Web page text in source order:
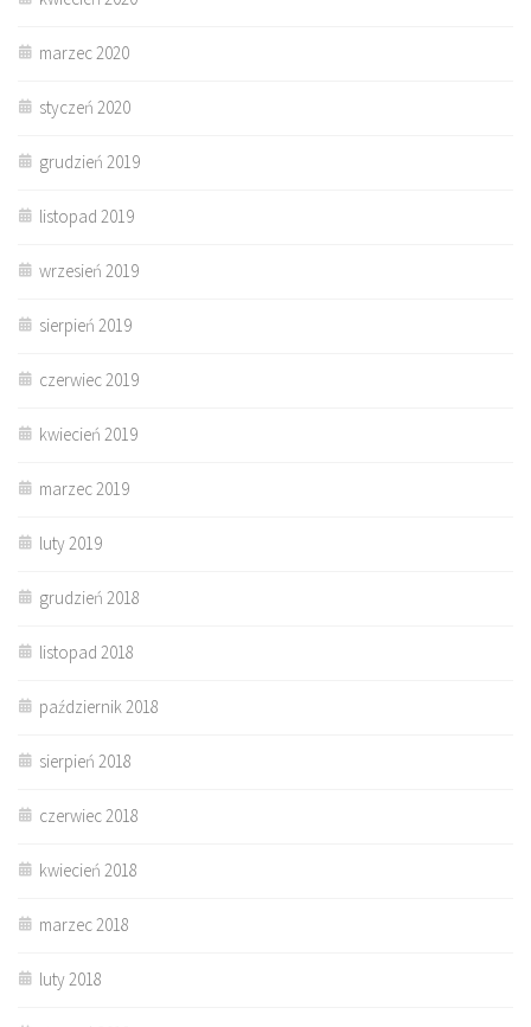
marzec 2020
styczeń 2020
grudzień 2019
listopad 2019
wrzesień 2019
sierpień 2019
czerwiec 2019
kwiecień 2019
marzec 2019
luty 2019
grudzień 2018
listopad 2018
październik 2018
sierpień 2018
czerwiec 2018
kwiecień 2018
marzec 2018
luty 2018